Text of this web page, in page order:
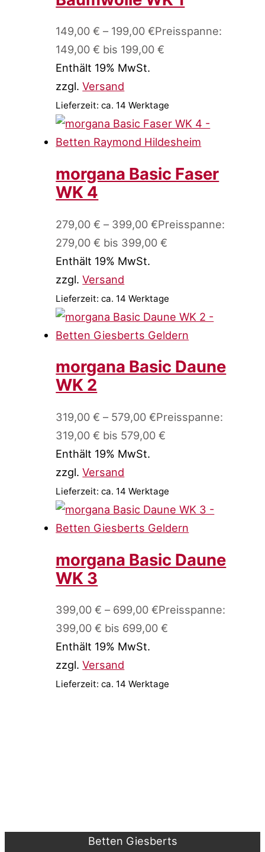
149,00€ – 199,00€Preisspanne:
149,00 € bis 199,00 €
Enthält 19% MwSt.
zzgl.Versand
Lieferzeit: ca. 14 Werktage
morgana Basic Faser
WK 4
279,00€ – 399,00€Preisspanne:
279,00 € bis 399,00 €
Enthält 19% MwSt.
zzgl.Versand
Lieferzeit: ca. 14 Werktage
morgana Basic Daune
WK 2
319,00€ – 579,00€Preisspanne:
319,00 € bis 579,00 €
Enthält 19% MwSt.
zzgl.Versand
Lieferzeit: ca. 14 Werktage
morgana Basic Daune
WK 3
399,00€ – 699,00€Preisspanne:
399,00 € bis 699,00 €
Enthält 19% MwSt.
zzgl.Versand
Lieferzeit: ca. 14 Werktage
Betten Giesberts